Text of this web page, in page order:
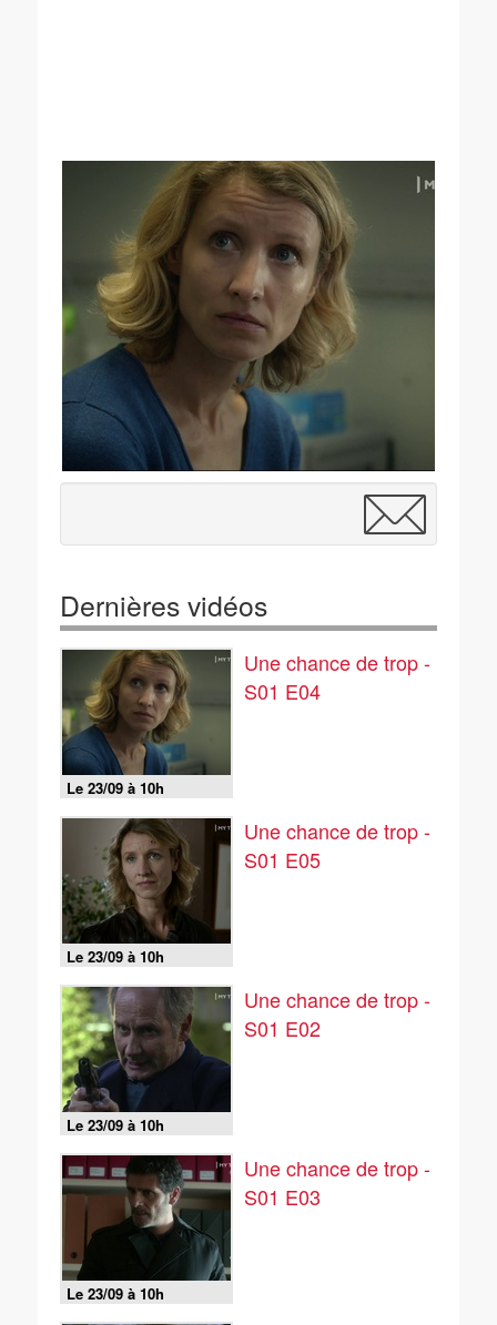
Dernières vidéos
Le 23/09 à 10h
Une chance de trop -
S01 E04
Le 23/09 à 10h
Une chance de trop -
S01 E05
Le 23/09 à 10h
Une chance de trop -
S01 E02
Le 23/09 à 10h
Une chance de trop -
S01 E03